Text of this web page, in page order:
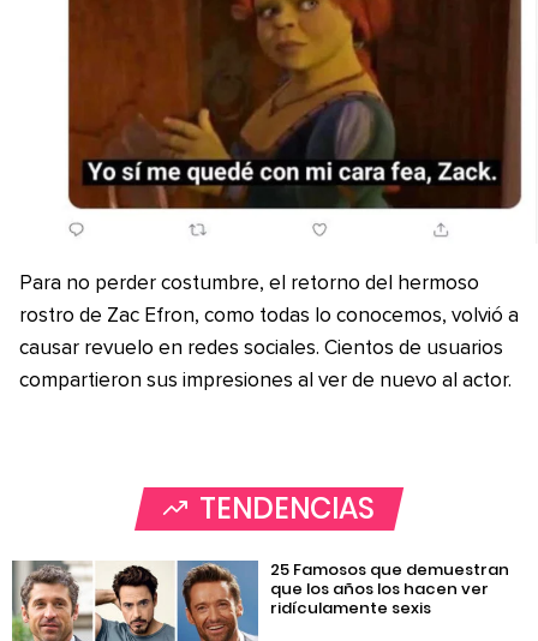
Para no perder costumbre, el retorno del hermoso
rostro de Zac Efron, como todas lo conocemos, volvió a
causar revuelo en redes sociales. Cientos de usuarios
compartieron sus impresiones al ver de nuevo al actor.
TENDENCIAS
25 Famosos que demuestran
que los años los hacen ver
ridículamente sexis